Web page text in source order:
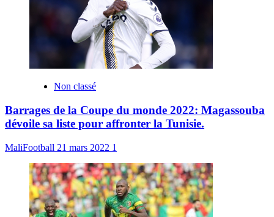
Non classé
Barrages de la Coupe du monde 2022: Magassouba
dévoile sa liste pour affronter la Tunisie.
MaliFootball 21 mars 2022 1